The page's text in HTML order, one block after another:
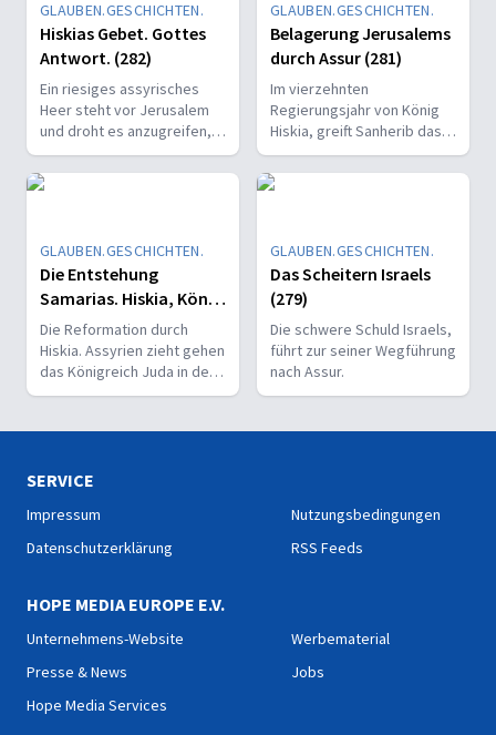
GLAUBEN.GESCHICHTEN.
Hiskias Gebet. Gottes
Antwort. (282)
Ein riesiges assyrisches
Heer steht vor Jerusalem
und droht es anzugreifen,
mit der Absicht die
Bevölkerung wegzuführen.
GLAUBEN.GESCHICHTEN.
Belagerung Jerusalems
durch Assur (281)
Im vierzehnten
Regierungsjahr von König
Hiskia, greift Sanherib das
Königreich Juda an.
GLAUBEN.GESCHICHTEN.
Die Entstehung
Samarias. Hiskia, König
von Juda.(280)
Die Reformation durch
Hiskia. Assyrien zieht gehen
das Königreich Juda in den
Krieg und belagert
GLAUBEN.GESCHICHTEN.
Das Scheitern Israels
(279)
Die schwere Schuld Israels,
führt zur seiner Wegführung
nach Assur.
SERVICE
Impressum
Datenschutzerklärung
Nutzungsbedingungen
RSS Feeds
HOPE MEDIA EUROPE E.V.
Unternehmens-Website
Presse & News
Hope Media Services
Werbematerial
Jobs